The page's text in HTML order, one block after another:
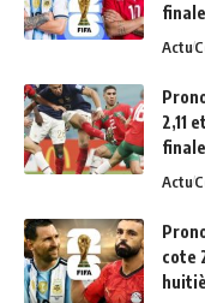
Actu
2,11
Actu
cote